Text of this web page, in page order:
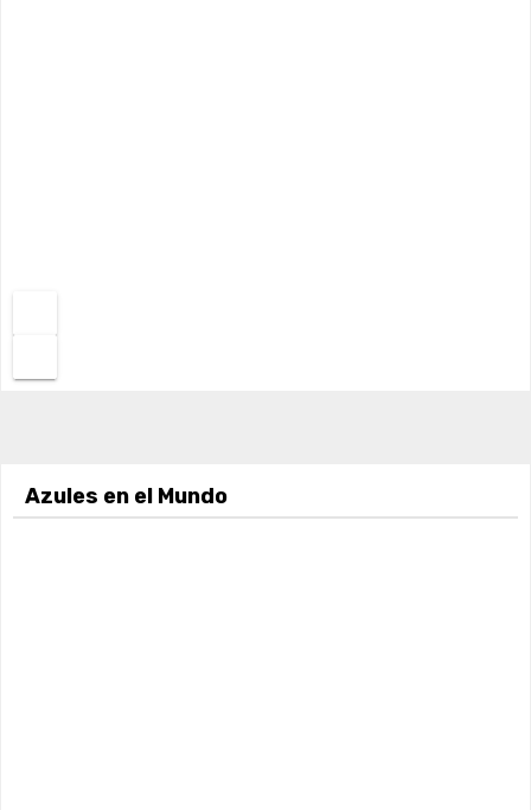
Azules en el Mundo